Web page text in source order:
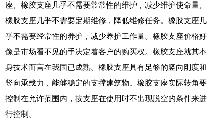
座。橡胶支座几乎不需要常常性的维护，减少维护使命量。
橡胶支座几乎不需要定期维修，降低维修任务。橡胶支座几
乎不需要经常性的养护，减少养护工作量。橡胶支座价格好
像是市场看不见的手决定着客户的购买权。橡胶支座就其本
身技术而言在我国已成熟。橡胶支座具有足够的竖向刚度和
竖向承载力，能够稳定的支撑建筑物。橡胶支座实际转角要
控制在允许范围内，按支座在使用时不出现脱空的条件来进
行控制。